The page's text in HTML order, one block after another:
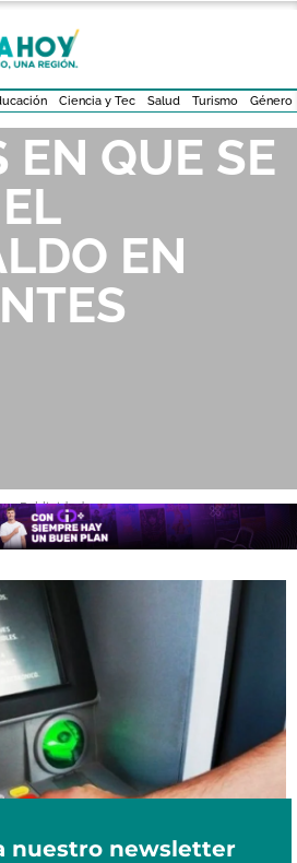
Ciencia y Tec Salud Turismo Género
EN QUE SE
EN
- Publicidad -
¿en qué mes se cobra y cómo es el
nuestro newsletter